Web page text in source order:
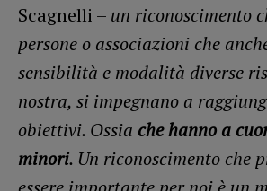
Scagnelli – un riconoscimento
persone o associazioni che
sensibilità e modalità diverse
nostra, si impegnano a
obiettivi. Ossia che hanno a
minori. Un riconoscimento che